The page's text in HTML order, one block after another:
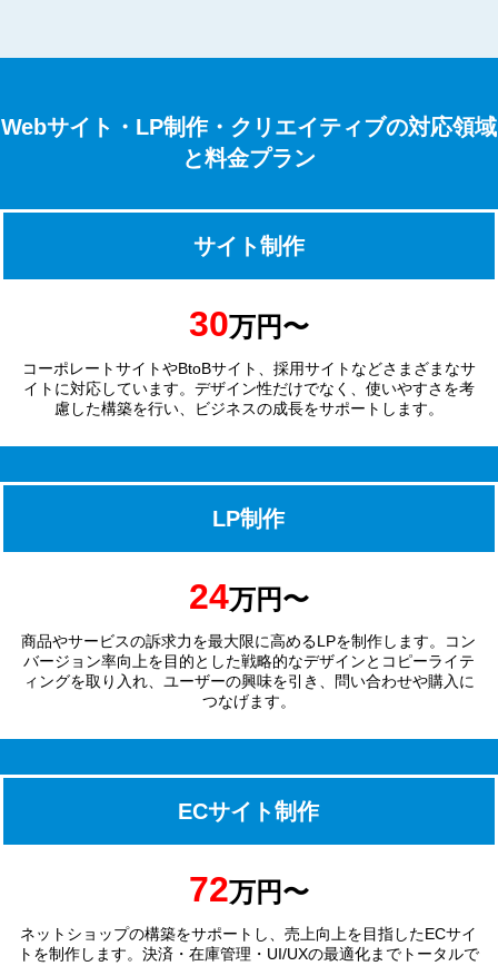
Webサイト・LP制作・クリエイティブの対応領域
と料金プラン
サイト制作
30万円〜
コーポレートサイトやBtoBサイト、採用サイトなどさまざまなサ
イトに対応しています。デザイン性だけでなく、使いやすさを考
慮した構築を行い、ビジネスの成長をサポートします。
LP制作
24万円〜
商品やサービスの訴求力を最大限に高めるLPを制作します。コン
バージョン率向上を目的とした戦略的なデザインとコピーライテ
ィングを取り入れ、ユーザーの興味を引き、問い合わせや購入に
つなげます。
ECサイト制作
72万円〜
ネットショップの構築をサポートし、売上向上を目指したECサイ
トを制作します。決済・在庫管理・UI/UXの最適化までトータルで